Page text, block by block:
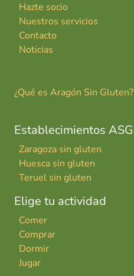
Hazte socio
Nuestros servicios
Contacto
Noticias
¿Qué es Aragón Sin Gluten?
Establecimientos ASG
Zaragoza sin gluten
Huesca sin gluten
Teruel sin gluten
Elige tu actividad
Comer
Comprar
Dormir
Jugar